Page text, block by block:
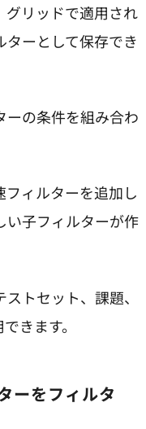
グリッドで適用され
ーとして保存でき
ーの条件を組み合わ
ィルターを追加し
い子フィルターが作
トセット、課題、
きます。